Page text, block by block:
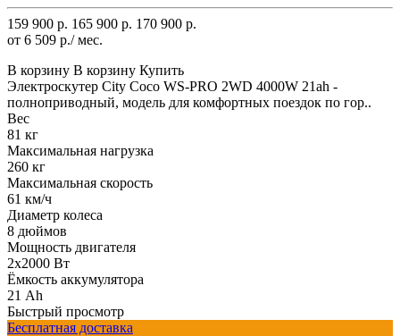
159 900 р. 165 900 р. 170 900 р.
от 6 509 р./ мес.
В корзину В корзину Купить
Электроскутер City Coco WS-PRO 2WD 4000W 21ah -
полноприводный, модель для комфортных поездок по гор..
Вес
81 кг
Максимальная нагрузка
260 кг
Максимальная скорость
61 км/ч
Диаметр колеса
8 дюймов
Мощность двигателя
2x2000 Вт
Ёмкость аккумулятора
21 Ah
Быстрый просмотр
Бесплатная доставка